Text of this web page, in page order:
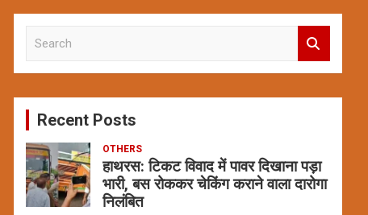
c
Recent Posts
OTHERS
हाथरस: टिकट विवाद में पावर दिखाना पड़ा
भारी, बस रोककर चेकिंग कराने वाला दारोगा
निलंबित